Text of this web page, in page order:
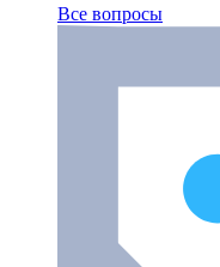
Все вопросы